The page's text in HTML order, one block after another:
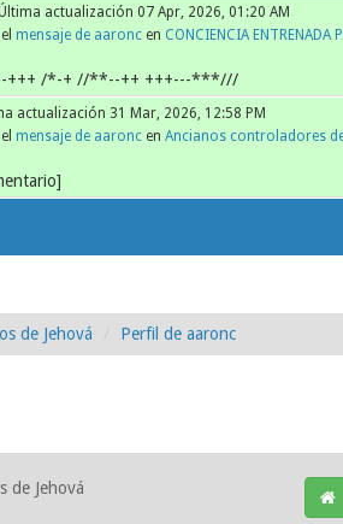
actualización 07 Apr, 2026, 01:20 AM
mensaje de aaronc en CONCIENCIA ENTRENADA
+++ /*-+ //**--++ +++---***///
actualización 31 Mar, 2026, 12:58 PM
mensaje de aaronc en Ancianos controladores
de Jehová Perfil de aaronc
de Jehová